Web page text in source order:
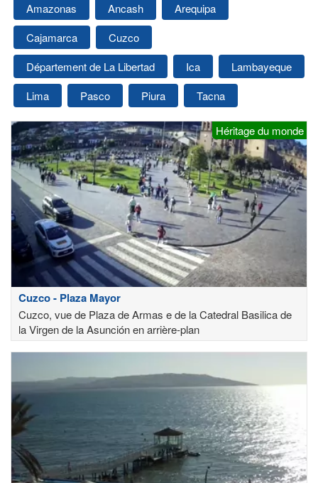
Amazonas Ancash
Arequipa
Cajamarca
Cuzco
Département de La Libertad
Ica
Lambayeque
Lima
Pasco Piura Tacna
Héritage du monde
Cuzco - Plaza Mayor
Cuzco, vue de Plaza de Armas e de la Catedral Basilica de
la Virgen de la Asunción en arrière-plan